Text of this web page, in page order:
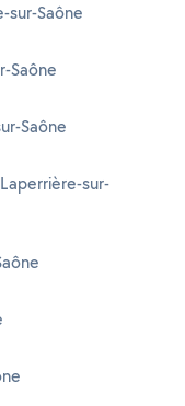
sur-Saône
Saône
Saône
sur-